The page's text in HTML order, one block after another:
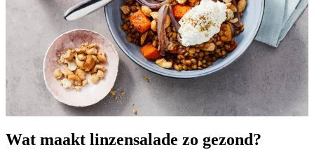
Wat maakt linzensalade zo gezond?